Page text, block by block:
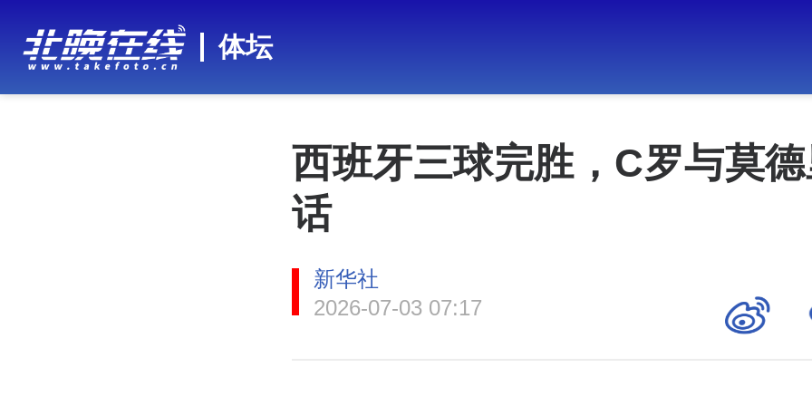
体坛
西班牙三球完胜，C罗与莫
话
新华社
2026-07-03 07:17